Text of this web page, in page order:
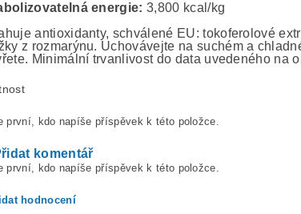
energie:3,800 kcal/kg
antioxidanty, schválené EU: tokoferolové
z rozmarýnu. Uchovávejte na suchém a
Minimální trvanlivost do data uvedeného na
první, kdo napíše příspěvek k této položce.
komentář
první, kdo napíše příspěvek k této položce.
hodnocení